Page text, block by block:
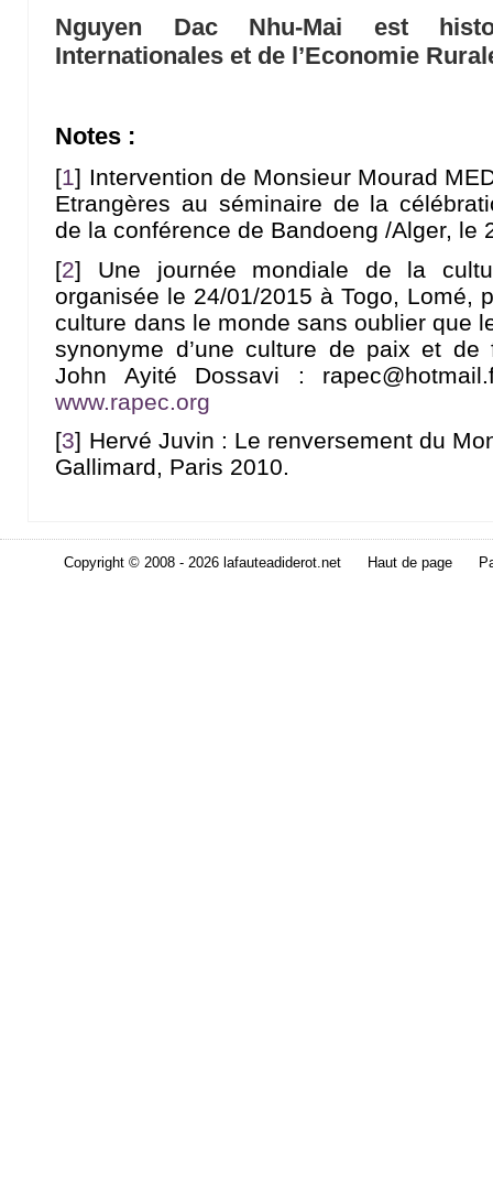
Nguyen Dac Nhu-Mai est
Internationales et de l’Economie
Notes :
[1] Intervention de Monsieur Mourad
Etrangères au séminaire de la
de la conférence de Bandoeng /Alger, le
[2] Une journée mondiale de la
organisée le 24/01/2015 à Togo, Lomé,
culture dans le monde sans oublier que
synonyme d’une culture de paix et de
John Ayité Dossavi :
www.rapec.org
[3] Hervé Juvin : Le renversement du
Gallimard, Paris 2010.
Copyright © 2008 - 2026 lafauteadiderot.net Haut de page